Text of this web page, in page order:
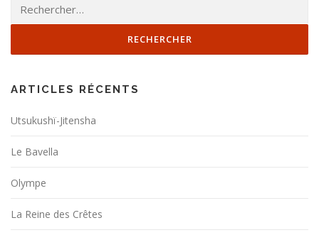
ARTICLES RÉCENTS
Utsukushï-Jitensha
Le Bavella
Olympe
La Reine des Crêtes